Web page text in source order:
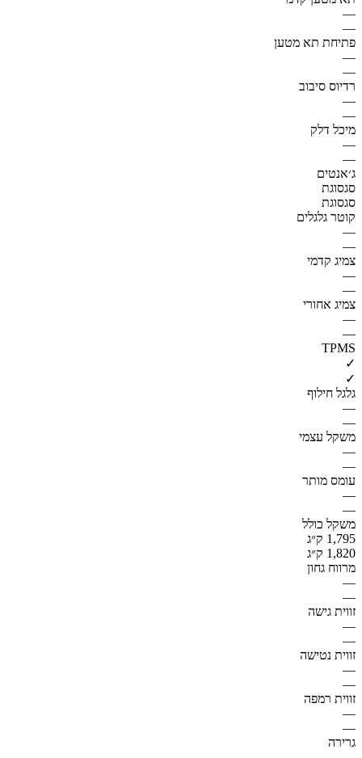
—
—
פתיחת תא מטען
—
—
רדיוס סיבוב
—
—
מיכל דלק
—
—
ג׳אנטים
סגסוגת
סגסוגת
קוטר גלגלים
—
—
צמיג קדמי
—
—
צמיג אחורי
—
—
TPMS
✓
✓
גלגל חילוף
—
—
משקל עצמי
—
—
עומס מותר
—
—
משקל כולל
1,795 ק״ג
1,820 ק״ג
מרווח גחון
—
—
זווית גישה
—
—
זווית נטישה
—
—
זווית רמפה
—
—
גרירה